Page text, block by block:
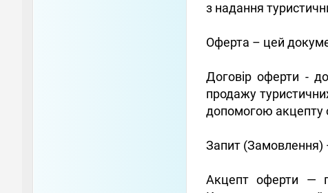
з надання
Оферта – цей
Договір оферти -
продажу
допомогою акцепту
Запит (Замовлення)
Акцепт оферти —